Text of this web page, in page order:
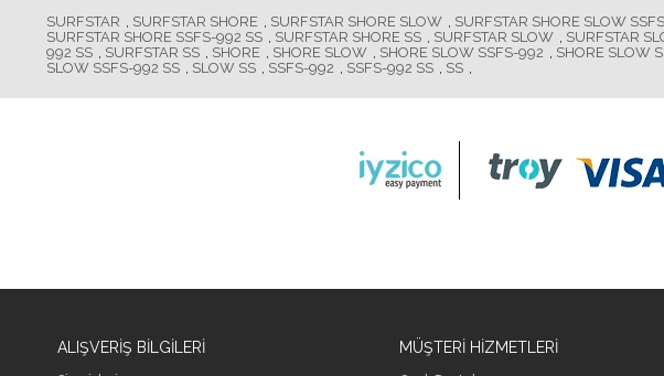
SURFSTAR , SURFSTAR SHORE , SURFSTAR SHORE SLOW , SURFSTAR SHORE SLOW
SURFSTAR SHORE SSFS-992 SS , SURFSTAR SHORE SS , SURFSTAR SLOW , SURFSTAR
992 SS , SURFSTAR SS , SHORE , SHORE SLOW , SHORE SLOW SSFS-992 , SHORE SLOW
SLOW SSFS-992 SS , SLOW SS , SSFS-992 , SSFS-992 SS , SS ,
ALIŞVERİŞ BİLGİLERİ MÜŞTERİ HİZMETLERİ